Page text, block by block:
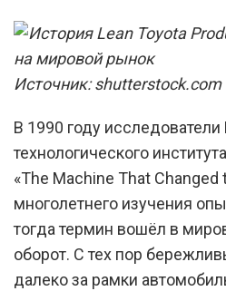
Источник: shutterstock.com
В 1990 году
технологического
«The Machine That Changed
многолетнего изучения
тогда термин вошёл в
оборот. С тех пор
далеко за рамки